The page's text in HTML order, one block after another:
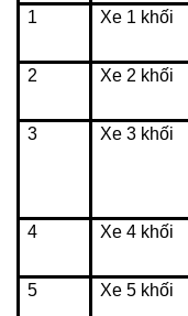
1
Xe 1 khối
2 Xe 2 khối
3 Xe 3 khối
4 Xe 4 khối
5 Xe 5 khối